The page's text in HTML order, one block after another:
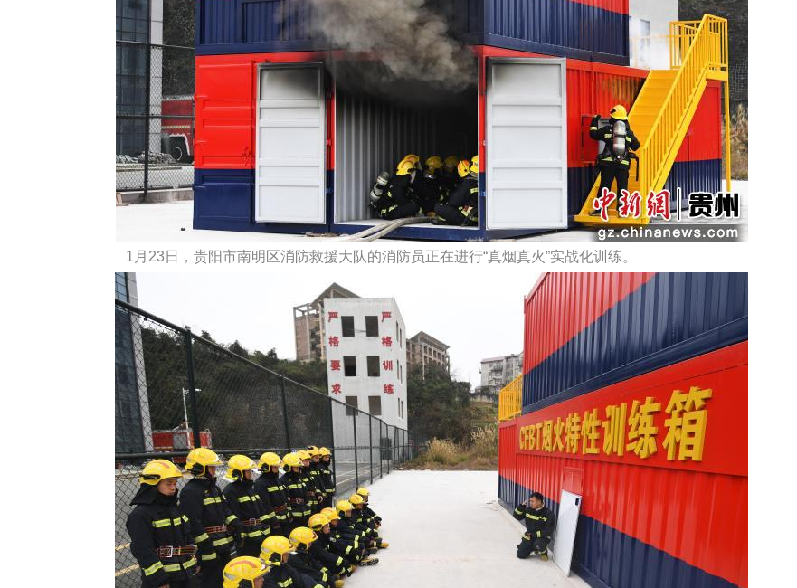
1月23日，贵阳市南明区消防救援大队的消防员正在进行“真烟真火”实战化训练。